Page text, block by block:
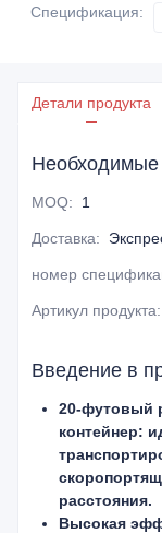
Спецификация:
Детали продукта
Необходимые
MOQ: 1
Доставка:
номер
Артикул продукта:
Введение в
20-футовый
контейнер:
расстояния.
Высокая